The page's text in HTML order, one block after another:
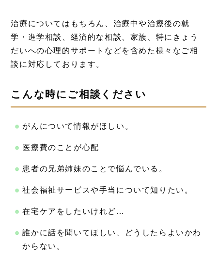
治療についてはもちろん、治療中や治療後の就
学・進学相談、経済的な相談、家族、特にきょう
だいへの心理的サポートなどを含めた様々なご相
談に対応しております。
こんな時にご相談ください
がんについて情報がほしい。
医療費のことが心配
患者の兄弟姉妹のことで悩んでいる。
社会福祉サービスや手当について知りたい。
在宅ケアをしたいけれど…
誰かに話を聞いてほしい、どうしたらよいかわ
からない。